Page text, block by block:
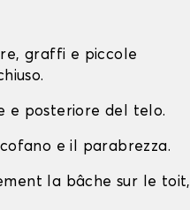
graffi e piccole
e posteriore del telo.
e il parabrezza.
la bâche sur le toit,